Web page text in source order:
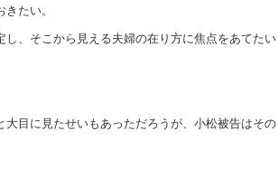
たい。
、そこから見える夫婦の在り方に焦点をあてたい
目に見たせいもあっただろうが、小松被告はその